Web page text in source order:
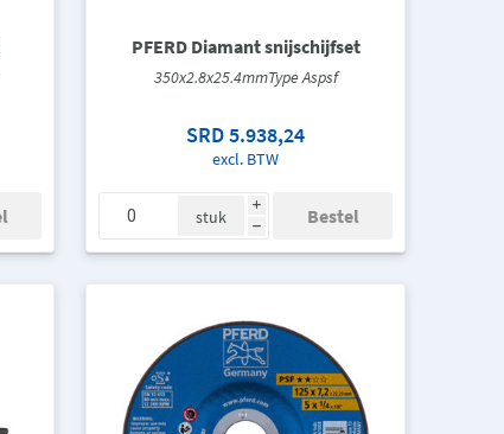
PFERD Diamant snijschijfset
350x2.8x25.4mmType Aspsf
SRD 5.938,24
excl. BTW
i
h
stuk